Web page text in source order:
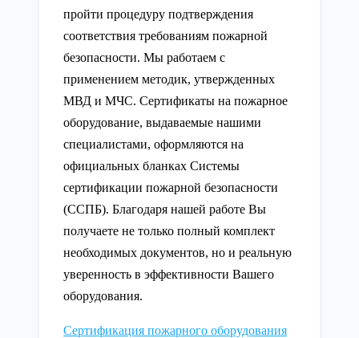
пройти процедуру подтверждения
соответствия требованиям пожарной
безопасности. Мы работаем с
применением методик, утвержденных
МВД и МЧС. Сертификаты на пожарное
оборудование, выдаваемые нашими
специалистами, оформляются на
официальных бланках Системы
сертификации пожарной безопасности
(ССПБ). Благодаря нашей работе Вы
получаете не только полный комплект
необходимых документов, но и реальную
уверенность в эффективности Вашего
оборудования.
Сертификация пожарного оборудования